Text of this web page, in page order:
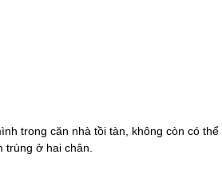
trong căn nhà tồi tàn, không còn có
trùng ở hai chân.